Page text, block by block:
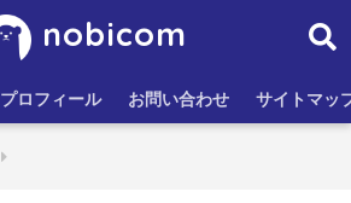
nobicom
プロフィール お問い合わせ サイトマッ